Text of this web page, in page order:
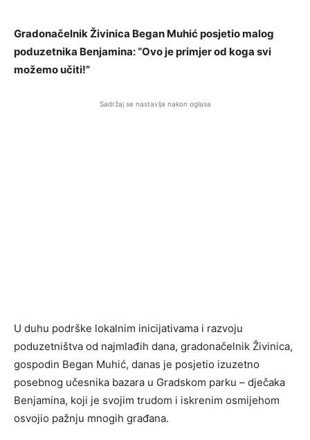
Gradonačelnik Živinica Began Muhić posjetio malog
poduzetnika Benjamina: “Ovo je primjer od koga svi
možemo učiti!”
Sadržaj se nastavlja nakon oglasa
U duhu podrške lokalnim inicijativama i razvoju
poduzetništva od najmlađih dana, gradonačelnik Živinica,
gospodin Began Muhić, danas je posjetio izuzetno
posebnog učesnika bazara u Gradskom parku – dječaka
Benjamina, koji je svojim trudom i iskrenim osmijehom
osvojio pažnju mnogih građana.